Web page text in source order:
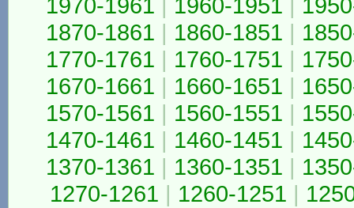
1870-1861 | 1860-1851 |
1770-1761 | 1760-1751 |
1670-1661 | 1660-1651 |
1570-1561 | 1560-1551 |
1470-1461 | 1460-1451 |
1370-1361 | 1360-1351 |
1270-1261 | 1260-1251 |